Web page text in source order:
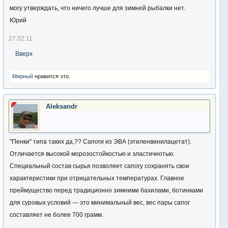
могу утверждать, что ничего лучше для зимней рыбалки нет.
Юрий
27.02.11
Вверх
Мирный нравится это.
Aleksandr
"Пенки" типа таких да,?? Сапоги из ЭВА (этиленвинилацетат).
Отличается высокой морозостойкостью и эластичнотью.
Специальный состав сырья позволяет сапогу сохранять свои
характеристики при отрицательных температурах. Главное
преймущество перед традиционно зимними бахилами, ботинками
для суровых условий — это минимальный вес, вес пары сапог
составляет не более 700 грамм.